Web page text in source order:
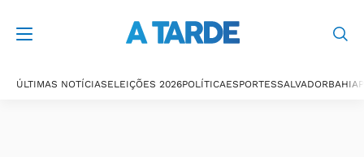
ÚLTIMAS NOTÍCIASELEIÇÕES 2026POLÍTICAESPORTESSALVADORBAHIA